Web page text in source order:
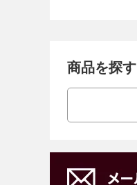
商品を探す